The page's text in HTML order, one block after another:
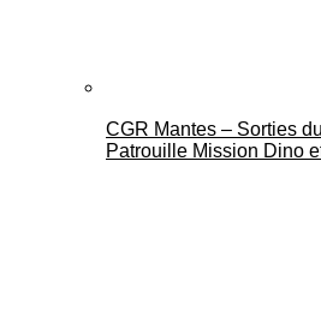
CGR Mantes – Sorties
Patrouille Mission Dino